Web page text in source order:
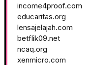
income4proof.com
educaritas.org
lensajelajah.com
betflik09.net
ncaq.org
xenmicro.com